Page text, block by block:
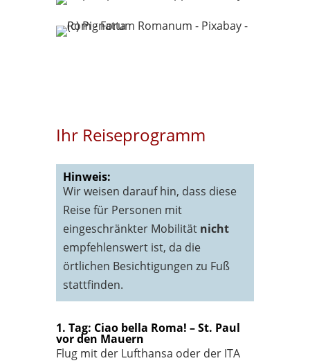
Ihr Reiseprogramm
Hinweis:
Wir weisen darauf hin, dass diese
Reise für Personen mit
eingeschränkter Mobilität nicht
empfehlenswert ist, da die
örtlichen Besichtigungen zu Fuß
stattfinden.
1. Tag: Ciao bella Roma! – St. Paul
vor den Mauern
Flug mit der Lufthansa oder der ITA